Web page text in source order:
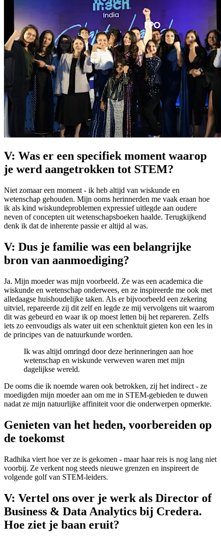
V: Was er een specifiek moment waarop
je werd aangetrokken tot STEM?
Niet zomaar een moment - ik heb altijd van wiskunde en
wetenschap gehouden. Mijn ooms herinnerden me vaak eraan hoe
ik als kind wiskundeproblemen expressief uitlegde aan oudere
neven of concepten uit wetenschapsboeken haalde. Terugkijkend
denk ik dat de inherente passie er altijd al was.
V: Dus je familie was een belangrijke
bron van aanmoediging?
Ja. Mijn moeder was mijn voorbeeld. Ze was een academica die
wiskunde en wetenschap onderwees, en ze inspireerde me ook met
alledaagse huishoudelijke taken. Als er bijvoorbeeld een zekering
uitviel, repareerde zij dit zelf en legde ze mij vervolgens uit waarom
dit was gebeurd en waar ik op moest letten bij het repareren. Zelfs
iets zo eenvoudigs als water uit een schenktuit gieten kon een les in
de principes van de natuurkunde worden.
Ik was altijd omringd door deze herinneringen aan hoe
wetenschap en wiskunde verweven waren met mijn
dagelijkse wereld.
De ooms die ik noemde waren ook betrokken, zij het indirect - ze
moedigden mijn moeder aan om me in STEM-gebieden te duwen
nadat ze mijn natuurlijke affiniteit voor die onderwerpen opmerkte.
Genieten van het heden, voorbereiden op
de toekomst
Radhika viert hoe ver ze is gekomen - maar haar reis is nog lang niet
voorbij. Ze verkent nog steeds nieuwe grenzen en inspireert de
volgende golf van STEM-leiders.
V: Vertel ons over je werk als Director of
Business & Data Analytics bij Credera.
Hoe ziet je baan eruit?